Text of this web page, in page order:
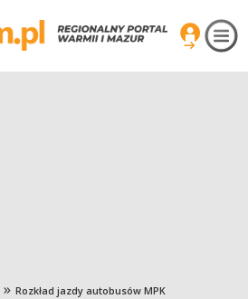
Rozkład jazdy autobusów MPK